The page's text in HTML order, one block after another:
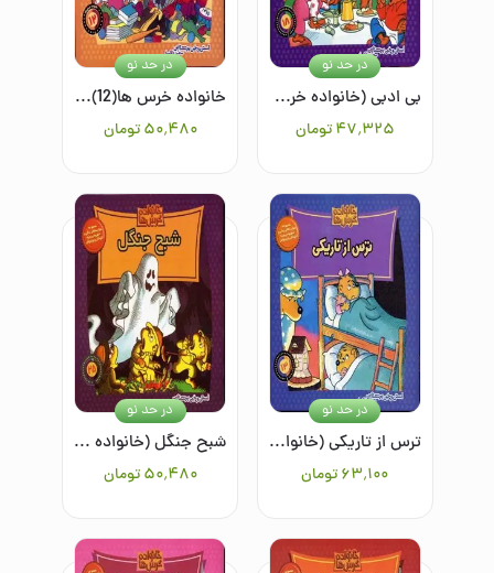
بی ادبی (خانواده خرس ها 18)
۴۷٬۳۲۵ تومان
در حد نو
خانواده خرس ها(12)در فکر نیازمندان
۵۰٬۴۸۰ تومان
در حد نو
ترس از تاریکی (خانواده خرس ها 13)
۶۳٬۱۰۰تومان
در حد نو
شبح جنگل (خانواده خرس ها 25)
۵۰٬۴۸۰ تومان
در حد نو